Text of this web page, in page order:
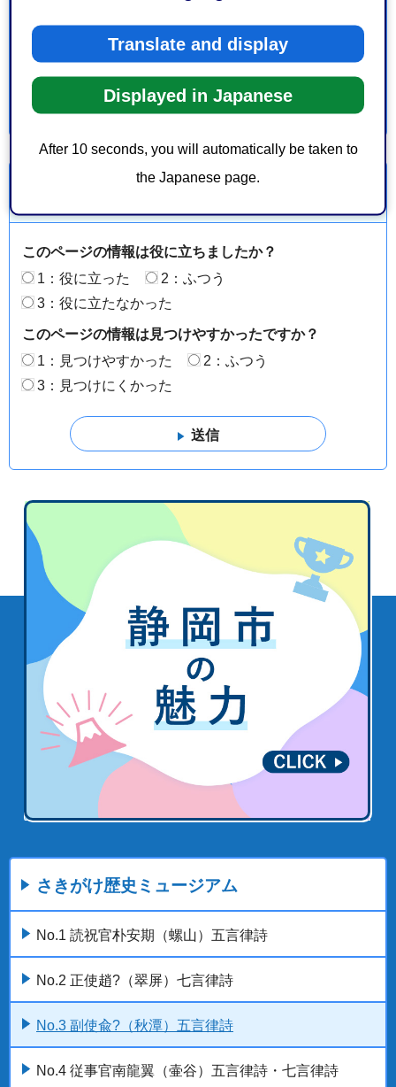
Translate and display
Displayed in Japanese
After 10 seconds, you will automatically be taken to
the Japanese page.
電話番号：054-221-1066
ファックス番号：054-221-1451
より良いウェブサイトにするためにみなさまのご意
このページの情報は役に立ちましたか？
1：役に立った
2：ふつう
3：役に立たなかった
このページの情報は見つけやすかったですか？
1：見つけやすかった
2：ふつう
3：見つけにくかった
さきがけ歴史ミュージアム
No.1 読祝官朴安期（螺山）五言律詩
No.2 正使趙?（翠屏）七言律詩
No.3 副使兪?（秋潭）五言律詩
No.4 従事官南龍翼（壷谷）五言律詩・七言律詩